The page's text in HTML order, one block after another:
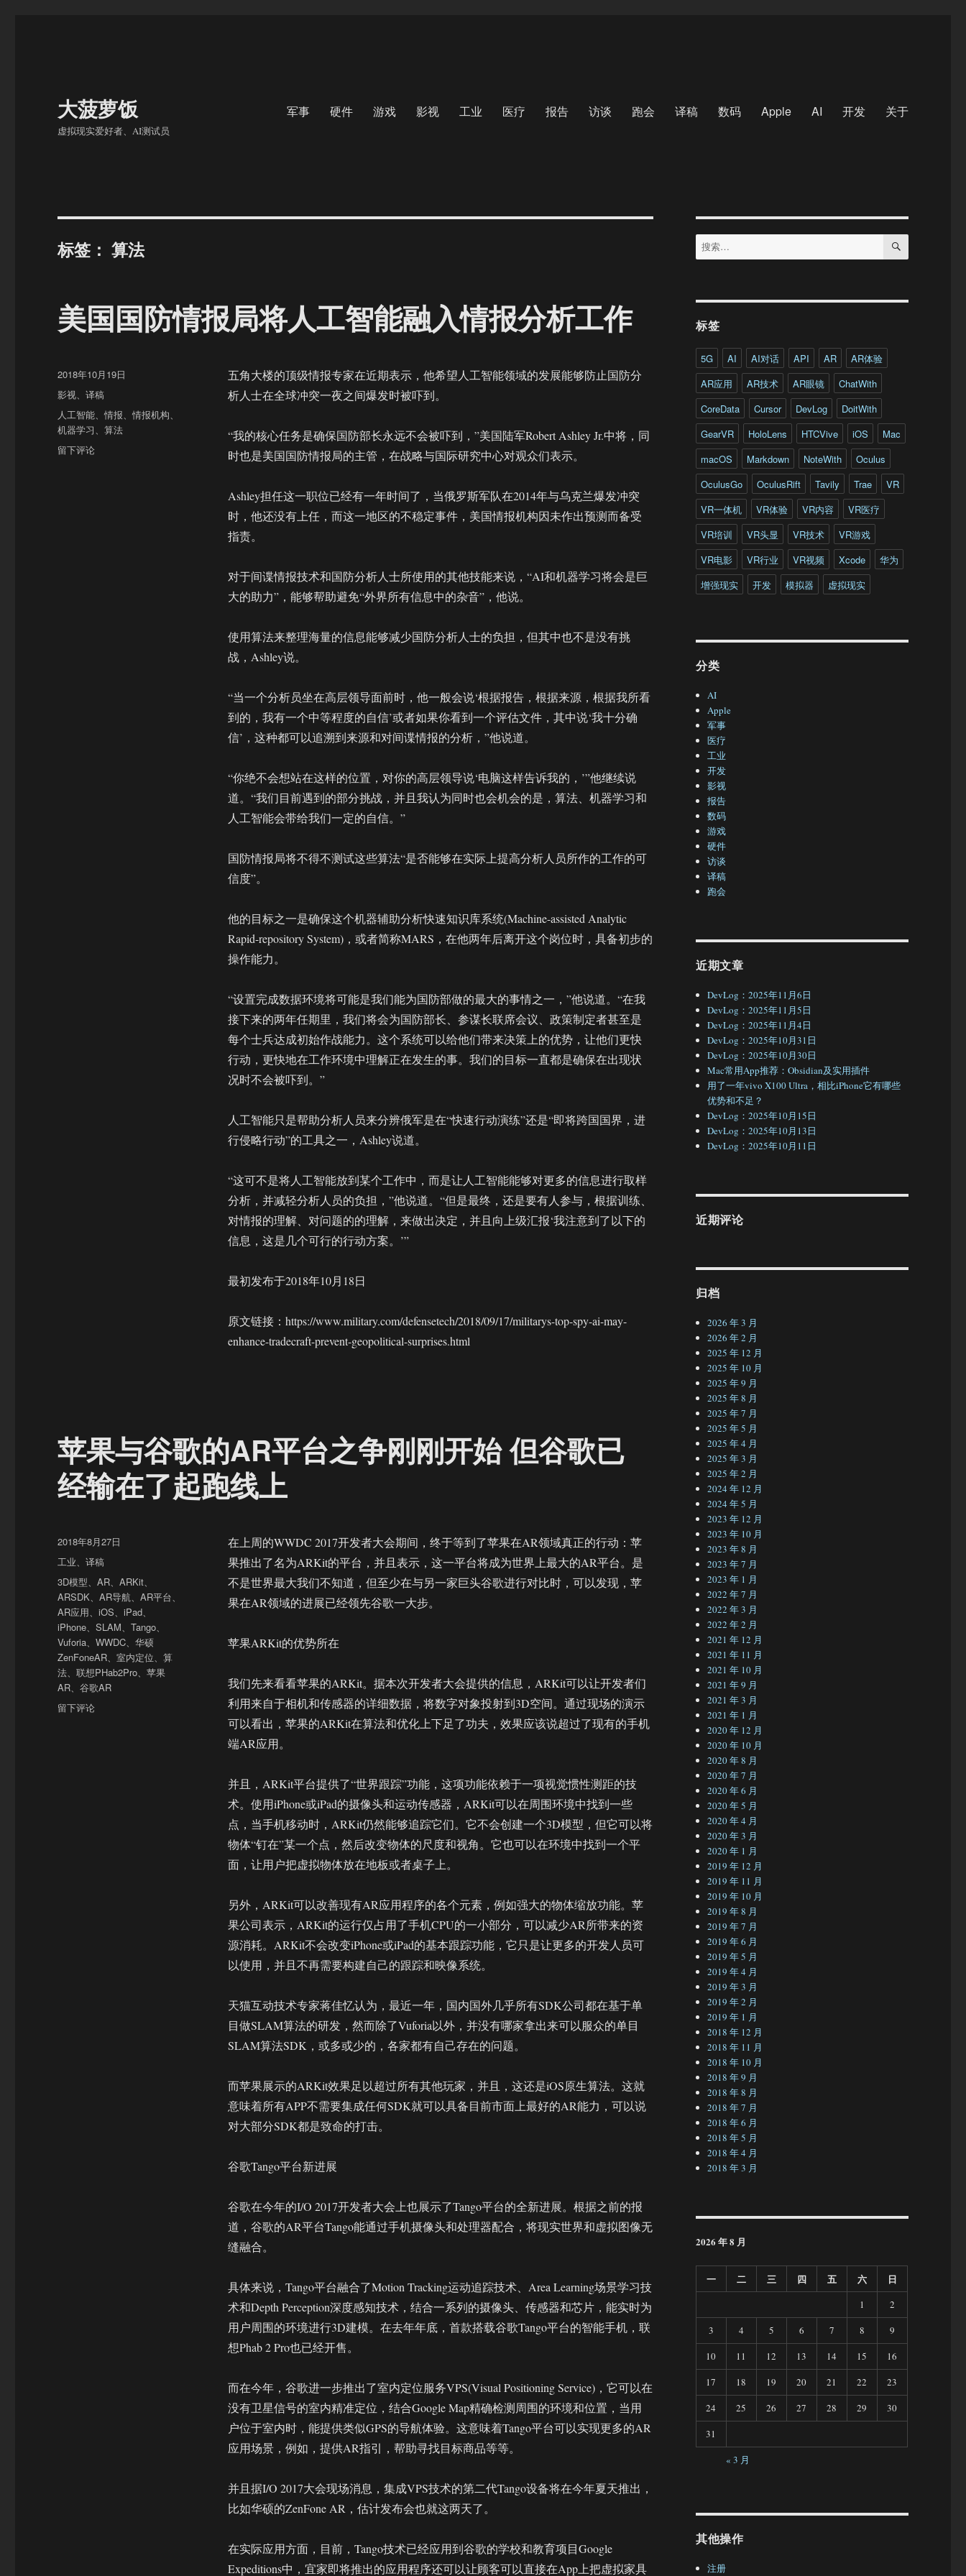
大菠萝饭
虚拟现实爱好者、AI测试员
军事 硬件 游戏 影视 工业 医疗 报告 访谈 跑会 译稿 数码 Apple AI 开发 关于
标签：算法
美国国防情报局将人工智能融入情报分析工作
五角大楼的顶级情报专家在近期表示，他希望人工智能领域的发展能够防止国防分
析人士在全球冲突一夜之间爆发时被吓到。
“我的核心任务是确保国防部长永远不会被吓到，”美国陆军Robert Ashley Jr.中将，同
时也是美国国防情报局的主管，在战略与国际研究中心对观众们表示。
Ashley担任这一职位已经有一年时间了，当俄罗斯军队在2014年与乌克兰爆发冲突
时，他还没有上任，而这一地区的不稳定事件，美国情报机构因未作出预测而备受
指责。
对于间谍情报技术和国防分析人士所使用的其他技能来说，“AI和机器学习将会是巨
大的助力”，能够帮助避免“外界所有信息中的杂音”，他说。
使用算法来整理海量的信息能够减少国防分析人士的负担，但其中也不是没有挑
战，Ashley说。
“当一个分析员坐在高层领导面前时，他一般会说‘根据报告，根据来源，根据我所看
到的，我有一个中等程度的自信’或者如果你看到一个评估文件，其中说‘我十分确
信’，这种都可以追溯到来源和对间谍情报的分析，”他说道。
“你绝不会想站在这样的位置，对你的高层领导说‘电脑这样告诉我的，’”他继续说
道。“我们目前遇到的部分挑战，并且我认为同时也会机会的是，算法、机器学习和
人工智能会带给我们一定的自信。”
国防情报局将不得不测试这些算法“是否能够在实际上提高分析人员所作的工作的可
信度”。
他的目标之一是确保这个机器辅助分析快速知识库系统(Machine-assisted Analytic
Rapid-repository System)，或者简称MARS，在他两年后离开这个岗位时，具备初步的
操作能力。
“设置完成数据环境将可能是我们能为国防部做的最大的事情之一，”他说道。“在我
接下来的两年任期里，我们将会为国防部长、参谋长联席会议、政策制定者甚至是
每个士兵达成初始作战能力。这个系统可以给他们带来决策上的优势，让他们更快
行动，更快地在工作环境中理解正在发生的事。我们的目标一直都是确保在出现状
况时不会被吓到。”
人工智能只是帮助分析人员来分辨俄军是在“快速行动演练”还是“即将跨国国界，进
行侵略行动”的工具之一，Ashley说道。
“这可不是将人工智能放到某个工作中，而是让人工智能能够对更多的信息进行取样
分析，并减轻分析人员的负担，”他说道。“但是最终，还是要有人参与，根据训练、
对情报的理解、对问题的的理解，来做出决定，并且向上级汇报‘我注意到了以下的
信息，这是几个可行的行动方案。’”
最初发布于2018年10月18日
原文链接：https://www.military.com/defensetech/2018/09/17/militarys-top-spy-ai-may-
enhance-tradecraft-prevent-geopolitical-surprises.html
发
布
于
2018年10月19日
分
类
影视、译稿
标
签
人工智能、情报、情报机构、
机器学习、算法
于
留下评论
苹果与谷歌的AR平台之争刚刚开始 但谷歌已
经输在了起跑线上
在上周的WWDC 2017开发者大会期间，终于等到了苹果在AR领域真正的行动：苹
果推出了名为ARKit的平台，并且表示，这一平台将成为世界上最大的AR平台。是
不是世界最大我们不知道，但至少在与另一家巨头谷歌进行对比时，可以发现，苹
果在AR领域的进展已经领先谷歌一大步。
苹果ARKit的优势所在
我们先来看看苹果的ARKit。据本次开发者大会提供的信息，ARKit可以让开发者们
利用来自于相机和传感器的详细数据，将数字对象投射到3D空间。通过现场的演示
可以看出，苹果的ARKit在算法和优化上下足了功夫，效果应该说超过了现有的手机
端AR应用。
并且，ARKit平台提供了“世界跟踪”功能，这项功能依赖于一项视觉惯性测距的技
术。使用iPhone或iPad的摄像头和运动传感器，ARKit可以在周围环境中找到一些
点，当手机移动时，ARKit仍然能够追踪它们。它不会创建一个3D模型，但它可以将
物体“钉在”某一个点，然后改变物体的尺度和视角。它也可以在环境中找到一个平
面，让用户把虚拟物体放在地板或者桌子上。
另外，ARKit可以改善现有AR应用程序的各个元素，例如强大的物体缩放功能。苹
果公司表示，ARKit的运行仅占用了手机CPU的一小部分，可以减少AR所带来的资
源消耗。ARKit不会改变iPhone或iPad的基本跟踪功能，它只是让更多的开发人员可
以使用，并且不再需要构建自己的跟踪和映像系统。
天猫互动技术专家蒋佳忆认为，最近一年，国内国外几乎所有SDK公司都在基于单
目做SLAM算法的研发，然而除了Vuforia以外，并没有哪家拿出来可以服众的单目
SLAM算法SDK，或多或少的，各家都有自己存在的问题。
而苹果展示的ARKit效果足以超过所有其他玩家，并且，这还是iOS原生算法。这就
意味着所有APP不需要集成任何SDK就可以具备目前市面上最好的AR能力，可以说
对大部分SDK都是致命的打击。
谷歌Tango平台新进展
谷歌在今年的I/O 2017开发者大会上也展示了Tango平台的全新进展。根据之前的报
道，谷歌的AR平台Tango能通过手机摄像头和处理器配合，将现实世界和虚拟图像无
缝融合。
具体来说，Tango平台融合了Motion Tracking运动追踪技术、Area Learning场景学习技
术和Depth Perception深度感知技术，结合一系列的摄像头、传感器和芯片，能实时为
用户周围的环境进行3D建模。在去年年底，首款搭载谷歌Tango平台的智能手机，联
想Phab 2 Pro也已经开售。
而在今年，谷歌进一步推出了室内定位服务VPS(Visual Positioning Service)，它可以在
没有卫星信号的室内精准定位，结合Google Map精确检测周围的环境和位置，当用
户位于室内时，能提供类似GPS的导航体验。这意味着Tango平台可以实现更多的AR
应用场景，例如，提供AR指引，帮助寻找目标商品等等。
并且据I/O 2017大会现场消息，集成VPS技术的第二代Tango设备将在今年夏天推出，
比如华硕的ZenFone AR，估计发布会也就这两天了。
在实际应用方面，目前，Tango技术已经应用到谷歌的学校和教育项目Google
Expeditions中，宜家即将推出的应用程序还可以让顾客可以直接在App上把虚拟家具
发
布
于
2018年8月27日
分
类
工业、译稿
标
签
3D模型、AR、ARKit、
ARSDK、AR导航、AR平台、
AR应用、iOS、iPad、
iPhone、SLAM、Tango、
Vuforia、WWDC、华硕
ZenFoneAR、室内定位、算
法、联想PHab2Pro、苹果
AR、谷歌AR
于
留下评论
搜
索：
搜
标签
5G AI AI对话 API AR
AR体验
AR应用
AR技术 AR眼镜
ChatWith
CoreData
Cursor DevLog
DoitWith
GearVR
HoloLens HTCVive iOS
Mac
macOS
Markdown NoteWith
Oculus
OculusGo
OculusRift Tavily Trae
VR
VR一体机
VR体验 VR内容
VR医疗
VR培训
VR头显 VR技术
VR游戏
VR电影
VR行业 VR视频 Xcode
华为
增强现实
开发 模拟器 虚拟现实
分类
AI
Apple
军事
医疗
工业
开发
影视
报告
数码
游戏
硬件
访谈
译稿
跑会
近期文章
DevLog：2025年11月6日
DevLog：2025年11月5日
DevLog：2025年11月4日
DevLog：2025年10月31日
DevLog：2025年10月30日
Mac常用App推荐：Obsidian及实用插件
用了一年vivo X100 Ultra，相比iPhone它有哪些
优势和不足？
DevLog：2025年10月15日
DevLog：2025年10月13日
DevLog：2025年10月11日
近期评论
归档
2026 年 3 月
2026 年 2 月
2025 年 12 月
2025 年 10 月
2025 年 9 月
2025 年 8 月
2025 年 7 月
2025 年 5 月
2025 年 4 月
2025 年 3 月
2025 年 2 月
2024 年 12 月
2024 年 5 月
2023 年 12 月
2023 年 10 月
2023 年 8 月
2023 年 7 月
2023 年 1 月
2022 年 7 月
2022 年 3 月
2022 年 2 月
2021 年 12 月
2021 年 11 月
2021 年 10 月
2021 年 9 月
2021 年 3 月
2021 年 1 月
2020 年 12 月
2020 年 10 月
2020 年 8 月
2020 年 7 月
2020 年 6 月
2020 年 5 月
2020 年 4 月
2020 年 3 月
2020 年 1 月
2019 年 12 月
2019 年 11 月
2019 年 10 月
2019 年 8 月
2019 年 7 月
2019 年 6 月
2019 年 5 月
2019 年 4 月
2019 年 3 月
2019 年 2 月
2019 年 1 月
2018 年 12 月
2018 年 11 月
2018 年 10 月
2018 年 9 月
2018 年 8 月
2018 年 7 月
2018 年 6 月
2018 年 5 月
2018 年 4 月
2018 年 3 月
2026 年 8 月
一 二 三 四 五 六 日
1
2
3
4 5 6 7 8
9
10
11 12 13 14 15
16
17
18 19 20 21 22
23
24
25 26 27 28 29
30
31
« 3 月
其他操作
注册